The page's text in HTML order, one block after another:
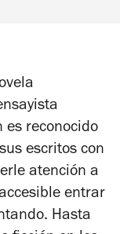
es reconocido
escritos con
atención a
entrar
Hasta